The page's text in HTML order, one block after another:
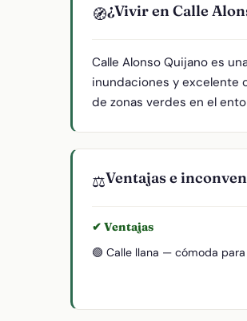
🧭¿Vivir en Calle
Calle Alonso Quijano es
inundaciones y excelente
de zonas verdes en el
⚖️Ventajas e
✔ Ventajas
🟢 Calle llana — cómoda